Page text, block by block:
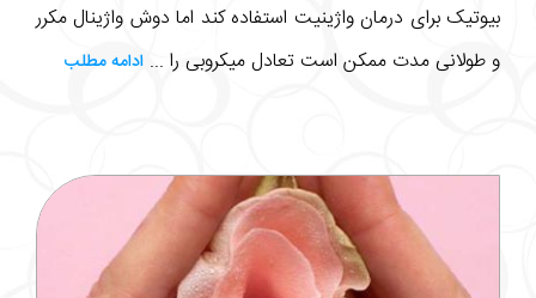
بیوتیک برای درمان واژینیت استفاده کند اما دوش واژینال مکرر
و طولانی مدت ممکن است تعادل میکروبی را ... ادامه مطلب